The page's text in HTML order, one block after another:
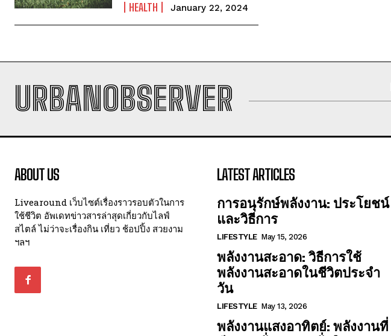
HEALTH January 22, 2024
URBANOBSERVER
ABOUT US
Livearound เว็บไซต์เรื่องราวรอบตัวในการ
ใช้ชีวิต อัพเดทข่าวสารล่าสุดเกี่ยวกับไลฟ์
สไตล์ ไม่ว่าจะเรื่องกิน เที่ยว ช้อปปิ้ง สวยงาม
ฯลฯ
LATEST ARTICLES
การอนุรักษ์พลังงาน: ประโยชน์
และวิธีการ
LIFESTYLE May 15, 2026
พลังงานสะอาด: วิธีการใช้
พลังงานสะอาดในชีวิตประจำ
วัน
LIFESTYLE May 13, 2026
พลังงานแสงอาทิตย์: พลังงานที่